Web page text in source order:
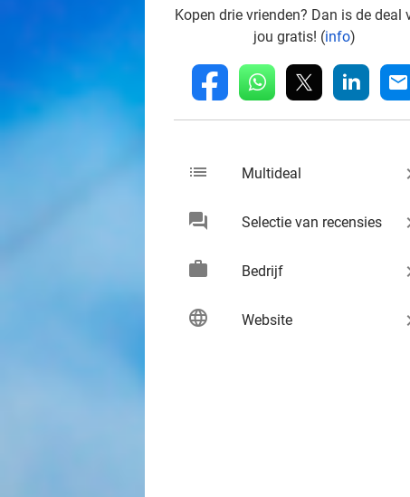
Kopen drie vrienden? Dan is de deal
jou gratis! (info)
fb whatsapp linkedin mail
list Multideal
chat Selectie van recensies
work Bedrijf
language Website